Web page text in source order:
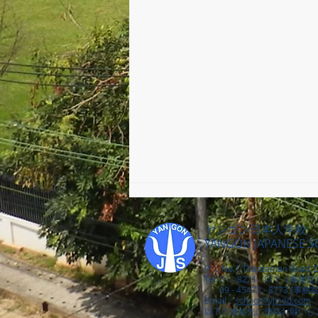
修了式・離任式
ヤンゴン日本人学校
YANGON JAPANESE
〒：No.1 Thantaman Road,
Tel: 01 - 8221 - 811 （事務室
09 - 45473 - 8773 (事務
Email：school@yjs-ed.com
以下の連絡先に連絡お願いし